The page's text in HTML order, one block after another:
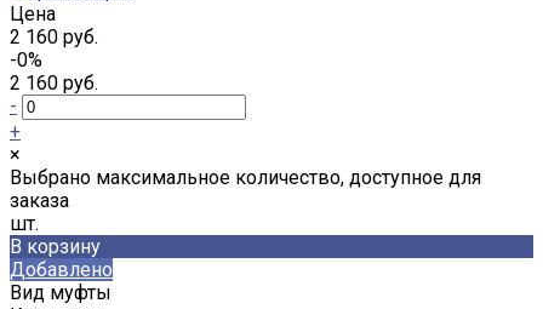
Цена
2 160 руб.
-0%
2 160 руб.
-
+
×
Выбрано максимальное количество, доступное для
заказа
шт.
В корзину
Добавлено
Вид муфты